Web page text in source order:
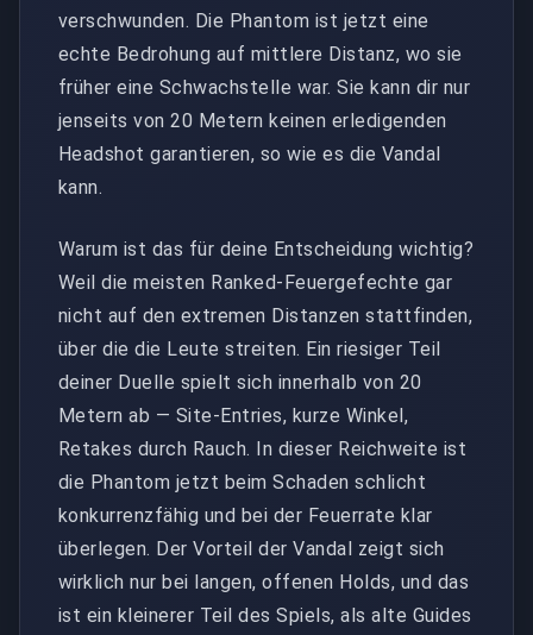
verschwunden. Die Phantom ist jetzt eine
echte Bedrohung auf mittlere Distanz, wo sie
früher eine Schwachstelle war. Sie kann dir nur
jenseits von 20 Metern keinen erledigenden
Headshot garantieren, so wie es die Vandal
kann.
Warum ist das für deine Entscheidung wichtig?
Weil die meisten Ranked-Feuergefechte gar
nicht auf den extremen Distanzen stattfinden,
über die die Leute streiten. Ein riesiger Teil
deiner Duelle spielt sich innerhalb von 20
Metern ab — Site-Entries, kurze Winkel,
Retakes durch Rauch. In dieser Reichweite ist
die Phantom jetzt beim Schaden schlicht
konkurrenzfähig und bei der Feuerrate klar
überlegen. Der Vorteil der Vandal zeigt sich
wirklich nur bei langen, offenen Holds, und das
ist ein kleinerer Teil des Spiels, als alte Guides